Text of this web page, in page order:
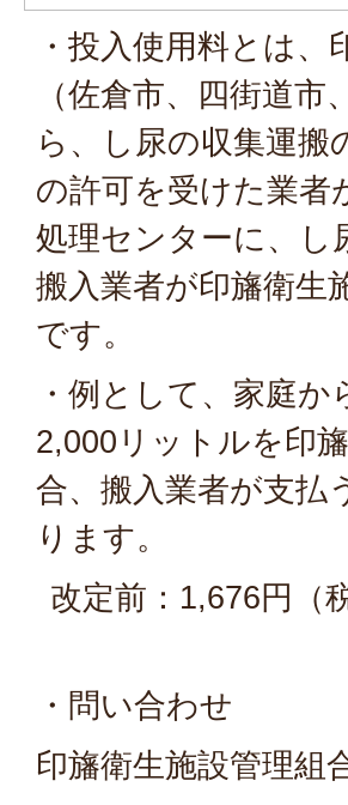
・投入使用料とは
（佐倉市、四街道
ら、し尿の収集運搬
の許可を受けた業者
処理センターに、し
搬入業者が印旛衛生
です。
・例として、家庭
2,000リットルを印
合、搬入業者が支払
ります。
改定前：1,676円（
・問い合わせ
印旛衛生施設管理組